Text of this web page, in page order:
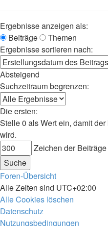
Ergebnisse anzeigen als:
Beiträge
Themen
Ergebnisse sortieren nach:
Absteigend
Suchzeitraum begrenzen:
Die ersten:
Stelle 0 als Wert ein, damit
wird.
Zeichen der
Foren-Übersicht
Alle Zeiten sind UTC+02:00
Alle Cookies löschen
Datenschutz
Nutzungsbedingungen